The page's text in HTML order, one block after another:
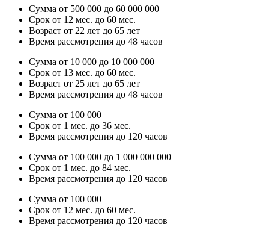
Сумма от 500 000 до 60 000 000
Срок от 12 мес. до 60 мес.
Возраст от 22 лет до 65 лет
Время рассмотрения до 48 часов
Сумма от 10 000 до 10 000 000
Срок от 13 мес. до 60 мес.
Возраст от 25 лет до 65 лет
Время рассмотрения до 48 часов
Сумма от 100 000
Срок от 1 мес. до 36 мес.
Время рассмотрения до 120 часов
Сумма от 100 000 до 1 000 000 000
Срок от 1 мес. до 84 мес.
Время рассмотрения до 120 часов
Сумма от 100 000
Срок от 12 мес. до 60 мес.
Время рассмотрения до 120 часов